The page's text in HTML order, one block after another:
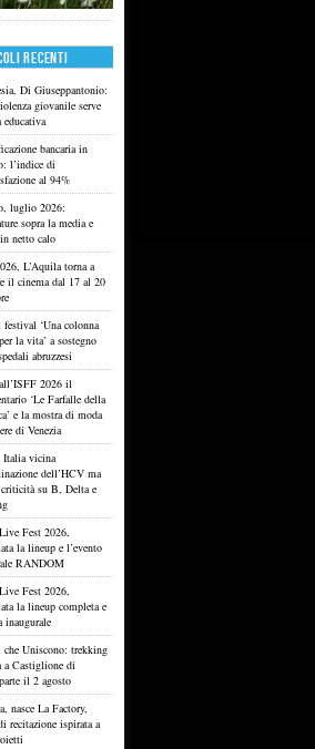
RECENTI
Di Giuseppantonio:
giovanile serve
educativa
bancaria in
l’indice di
al 94%
luglio 2026:
sopra la media e
netto calo
L’Aquila torna a
il cinema dal 17 al 20
festival ‘Una colonna
la vita’ a sostegno
abruzzesi
2026 il
‘Le Farfalle della
e la mostra di moda
di Venezia
vicina
dell’HCV ma
criticità su B, Delta e
Fest 2026,
la lineup e l’evento
RANDOM
Fest 2026,
la lineup completa e
inaugurale
che Uniscono: trekking
a Castiglione di
il 2 agosto
nasce La Factory,
recitazione ispirata a